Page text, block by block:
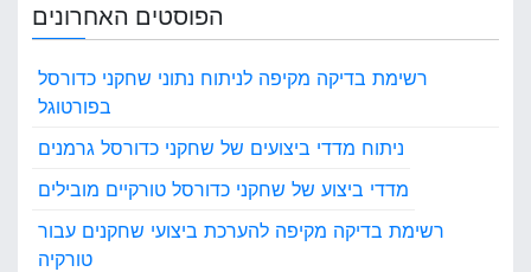
הפוסטים האחרונים
רשימת בדיקה מקיפה לניתוח נתוני שחקני כדורסל
בפורטוגל
ניתוח מדדי ביצועים של שחקני כדורסל גרמנים
מדדי ביצוע של שחקני כדורסל טורקיים מובילים
רשימת בדיקה מקיפה להערכת ביצועי שחקנים עבור
טורקיה